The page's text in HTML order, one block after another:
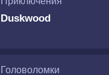
Duskwood
Головоломки